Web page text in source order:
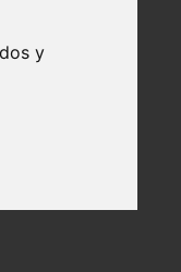
y